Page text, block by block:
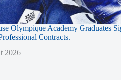
Olympique Academy Graduates
Contracts.
2026